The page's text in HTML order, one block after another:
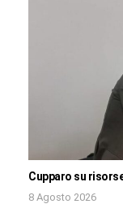
Cupparo su
8 Agosto 2026